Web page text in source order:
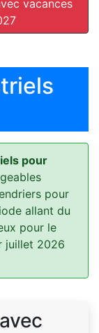
vacances
pour
pour
allant du
pour le
juillet 2026